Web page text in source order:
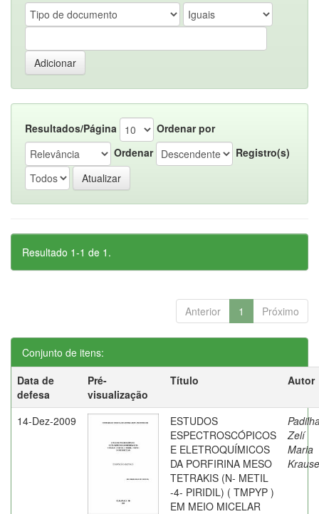
Resultados/Página
Ordenar por
Ordenar
Registro(s)
Resultado 1-1 de 1.
Anterior 1 Próximo
Conjunto de itens:
Data de
defesa
Pré-
visualização
Título Autor
14-Dez-2009
ESTUDOS
ESPECTROSCÓPICOS
E ELETROQUÍMICOS
DA PORFIRINA MESO
TETRAKIS (N- METIL
-4- PIRIDIL) ( TMPYP )
EM MEIO MICELAR
Zelí
Maria
Krause